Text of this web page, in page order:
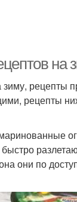
на
рецепты
они по